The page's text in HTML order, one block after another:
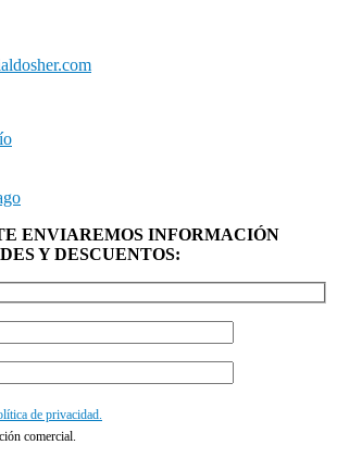
ENVIAREMOS INFORMACIÓN
Y DESCUENTOS:
de privacidad.
comercial.